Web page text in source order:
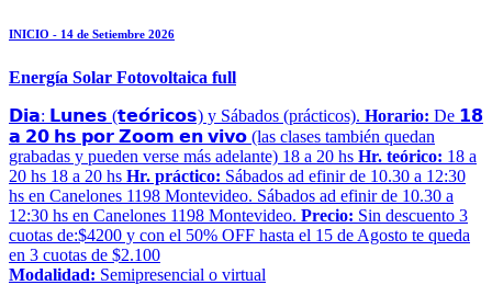
INICIO - 14 de Setiembre 2026
Energía Solar Fotovoltaica full
𝗗𝗶𝗮: 𝗟𝘂𝗻𝗲𝘀 (𝘁𝗲𝗼́𝗿𝗶𝗰𝗼𝘀) y Sábados (prácticos). Horario: De 𝟭𝟴
𝗮 𝟮𝟬 𝗵𝘀 𝗽𝗼𝗿 𝗭𝗼𝗼𝗺 𝗲𝗻 𝘃𝗶𝘃𝗼 (las clases también quedan
grabadas y pueden verse más adelante) 18 a 20 hs Hr. teórico: 18 a
20 hs 18 a 20 hs Hr. práctico: Sábados ad efinir de 10.30 a 12:30
hs en Canelones 1198 Montevideo. Sábados ad efinir de 10.30 a
12:30 hs en Canelones 1198 Montevideo. Precio: Sin descuento 3
cuotas de:$4200 y con el 50% OFF hasta el 15 de Agosto te queda
en 3 cuotas de $2.100
Modalidad: Semipresencial o virtual